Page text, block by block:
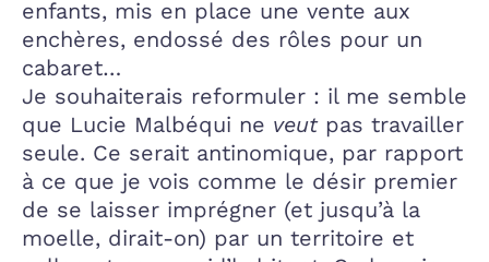
enfants, mis en place une vente aux
enchères, endossé des rôles pour un
cabaret…
Je souhaiterais reformuler : il me semble
que Lucie Malbéqui ne veutpas travailler
seule. Ce serait antinomique, par rapport
à ce que je vois comme le désir premier
de se laisser imprégner (et jusqu’à la
moelle, dirait-on) par un territoire et